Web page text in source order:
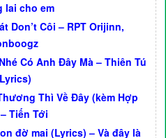
lai cho em
Don’t Côi – RPT Orijinn,
Có Anh Đây Mà – Thiên Tú
Thì Về Đây (kèm Hợp
Tiến Tới
đờ mai (Lyrics) – Và đây là